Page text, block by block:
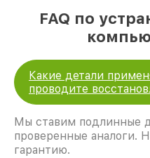
FAQ по
Какие детали
проводите
Мы ставим подлинные
проверенные аналоги.
гарантию.